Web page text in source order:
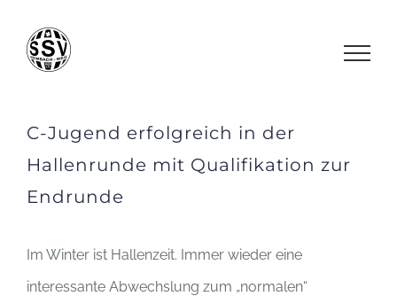
Inhalt
C-Jugend erfolgreich in der
Hallenrunde mit Qualifikation zur
Endrunde
Im Winter ist Hallenzeit. Immer wieder eine
interessante Abwechslung zum „normalen“